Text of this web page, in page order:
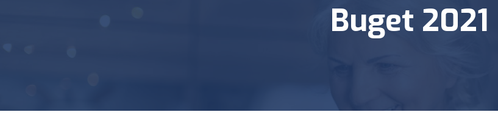
Buget 2021